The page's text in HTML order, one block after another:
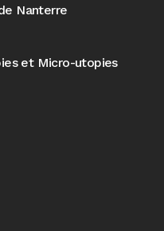
Nanterre
et Micro-utopies